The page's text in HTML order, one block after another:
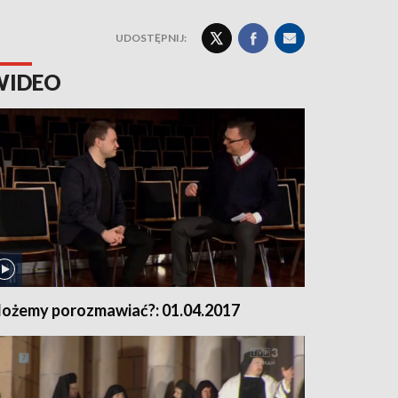
UDOSTĘPNIJ:
porozmawiać?: 01.04.2017